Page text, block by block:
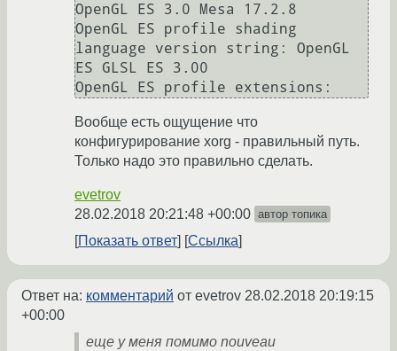
OpenGL ES 3.0 Mesa 17.2.8
OpenGL ES profile shading
language version string: OpenGL
ES GLSL ES 3.00
Вообще есть ощущение что
конфигурирование xorg - правильный путь.
Только надо это правильно сделать.
evetrov
28.02.2018 20:21:48 +00:00 автор топика
Показать ответ Ссылка
Ответ на: комментарий от evetrov 28.02.2018 20:19:15
+00:00
еще у меня помимо nouveau